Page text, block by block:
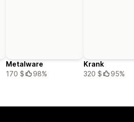
Metalware
170 $
98%
Krank
320 $
95%